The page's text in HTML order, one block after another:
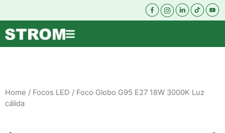
Home / Focos LED / Foco Globo G95 E27 18W 3000K Luz
cálida